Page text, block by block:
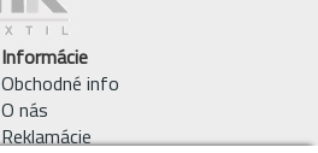
Informácie
Obchodné info
O nás
Reklamácie